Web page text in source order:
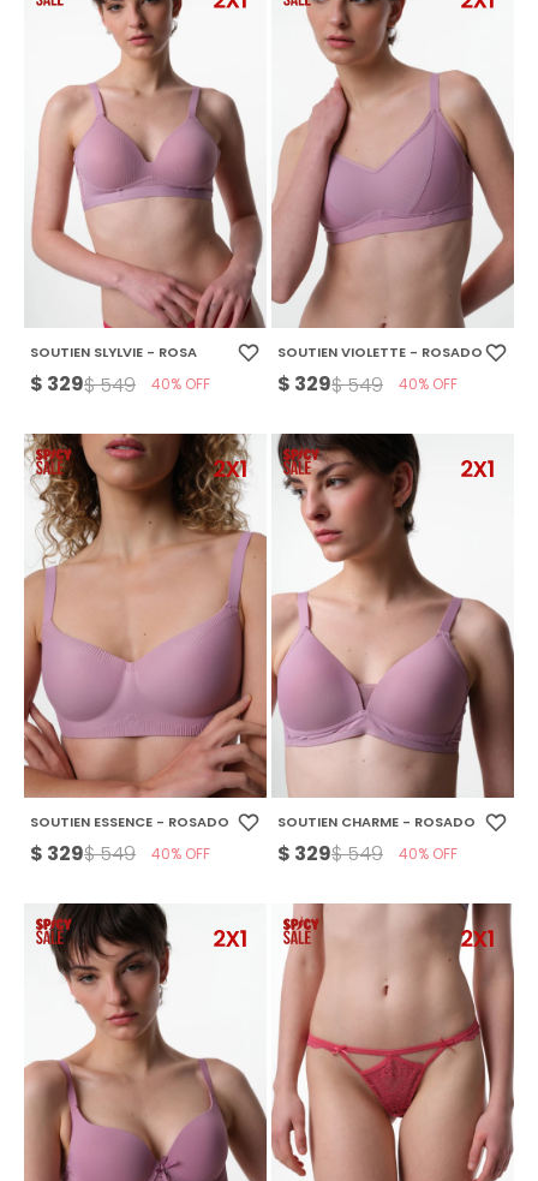
SOUTIEN SLYLVIE - ROSA
$ 329$549 40
SOUTIEN VIOLETTE - ROSADO
$ 329$549 40
SOUTIEN ESSENCE - ROSADO
$ 329$549 40
SOUTIEN CHARME - ROSADO
$ 329$549 40